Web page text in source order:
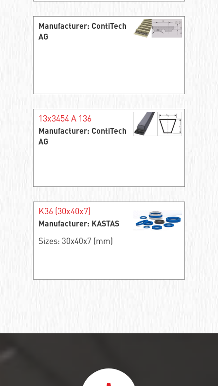
Manufacturer: ContiTech
AG
13x3454 A 136
Manufacturer: ContiTech
AG
K36 (30x40x7)
Manufacturer: KASTAS
Sizes: 30x40x7 (mm)